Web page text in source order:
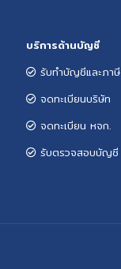
บริการด้านบัญชี
รับทำบัญชีและภาษี
จดทะเบียนบริษัท
จดทะเบียน หจก.
รับตรวจสอบบัญชี